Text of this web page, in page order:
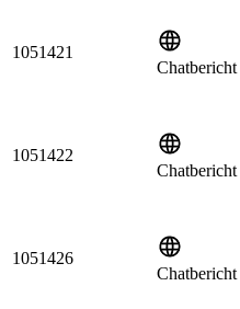
1051421
Chatbericht
1051422
Chatbericht
1051426
Chatbericht